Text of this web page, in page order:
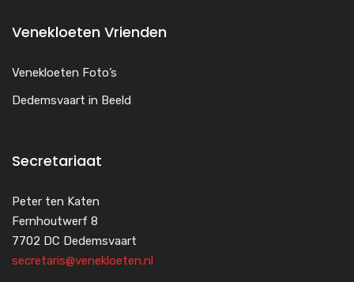
Venekloeten Vrienden
Venekloeten Foto’s
Dedemsvaart in Beeld
Secretariaat
Peter ten Katen
Fernhoutwerf 8
7702 DC Dedemsvaart
secretaris@venekloeten.nl